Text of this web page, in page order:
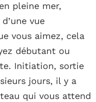
pleine mer,
vue
vous aimez, cela
débutant ou
Initiation, sortie
jours, il y a
qui vous attend